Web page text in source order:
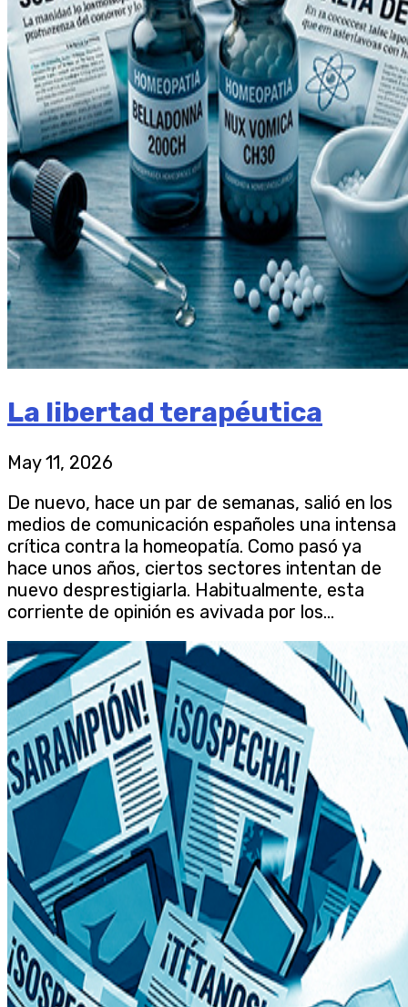
La libertad terapéutica
May 11, 2026
De nuevo, hace un par de semanas, salió en los
medios de comunicación españoles una intensa
crítica contra la homeopatía. Como pasó ya
hace unos años, ciertos sectores intentan de
nuevo desprestigiarla. Habitualmente, esta
corriente de opinión es avivada por los...